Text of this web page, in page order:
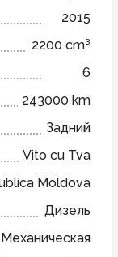
2015
2200 cm³
6
243000 km
Задний
Vito cu Tva
Moldova
Дизель
Механическая